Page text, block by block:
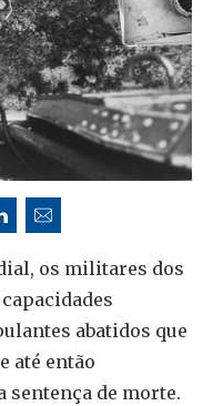
os militares dos
abatidos que
até então
sentença de morte.